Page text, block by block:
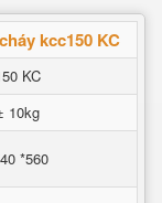
kcc150 KC
KC
10kg
*560